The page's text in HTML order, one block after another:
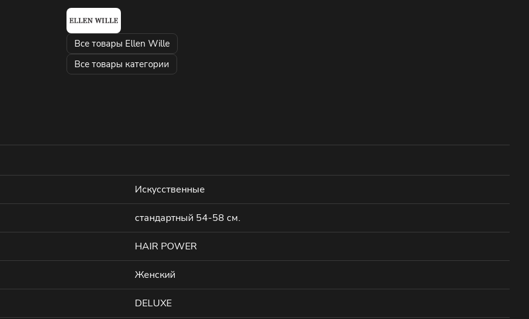
Все товары Ellen Wille
Все товары категории
Искусственные
стандартный 54-58 см.
HAIR POWER
Женский
DELUXE